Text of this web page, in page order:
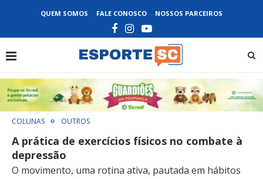
QUEM SOMOS FALE CONOSCO NOSSOS PARCEIROS
COLUNAS OUTROS
A prática de exercícios físicos no combate à
depressão
O movimento, uma rotina ativa, pautada em hábitos